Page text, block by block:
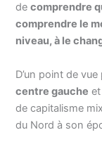
decomprendre
comprendre le
niveau, à le
D’un point de
centre gauche
de capitalisme
du Nord à son